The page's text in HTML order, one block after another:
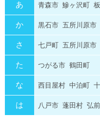
あ 青森市 鰺ヶ沢町
か 黒石市 五所川原市
さ 七戸町 五所川原市
た つがる市 鶴田町
な 西目屋村 中泊町
は 八戸市 蓬田村 弘